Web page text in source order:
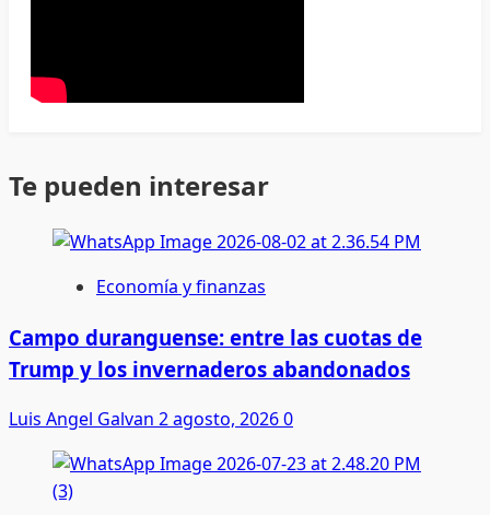
Te pueden interesar
Economía y finanzas
Campo duranguense: entre las cuotas de
Trump y los invernaderos abandonados
Luis Angel Galvan 2 agosto, 20260